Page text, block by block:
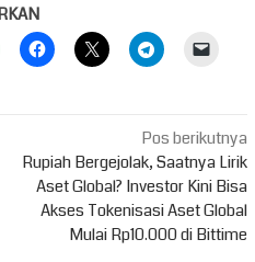
Pos berikutnya
Rupiah Bergejolak, Saatnya Lirik
Aset Global? Investor Kini Bisa
Akses Tokenisasi Aset Global
Mulai Rp10.000 di Bittime